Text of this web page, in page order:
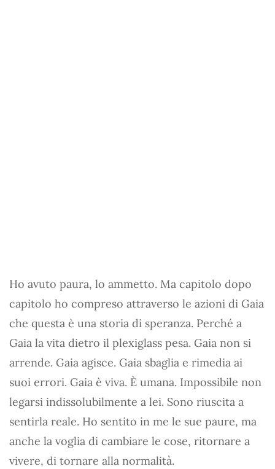
Ho avuto paura, lo ammetto. Ma capitolo dopo
capitolo ho compreso attraverso le azioni di Gaia
che questa è una storia di speranza. Perché a
Gaia la vita dietro il plexiglass pesa. Gaia non si
arrende. Gaia agisce. Gaia sbaglia e rimedia ai
suoi errori. Gaia è viva. È umana. Impossibile non
legarsi indissolubilmente a lei. Sono riuscita a
sentirla reale. Ho sentito in me le sue paure, ma
anche la voglia di cambiare le cose, ritornare a
vivere, di tornare alla normalità.